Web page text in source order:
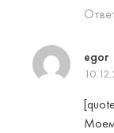
egor